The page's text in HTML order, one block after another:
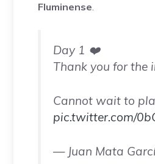
Fluminense.
Day 1 ❤️
Thank you for the
Cannot wait to
pic.twitter.com/
— Juan Mata